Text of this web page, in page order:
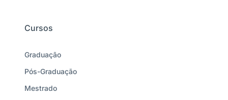
Cursos
Graduação
Pós-Graduação
Mestrado